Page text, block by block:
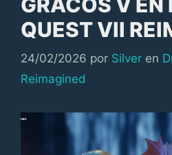
QUEST VII
24/02/2026 por Silver en
Reimagined